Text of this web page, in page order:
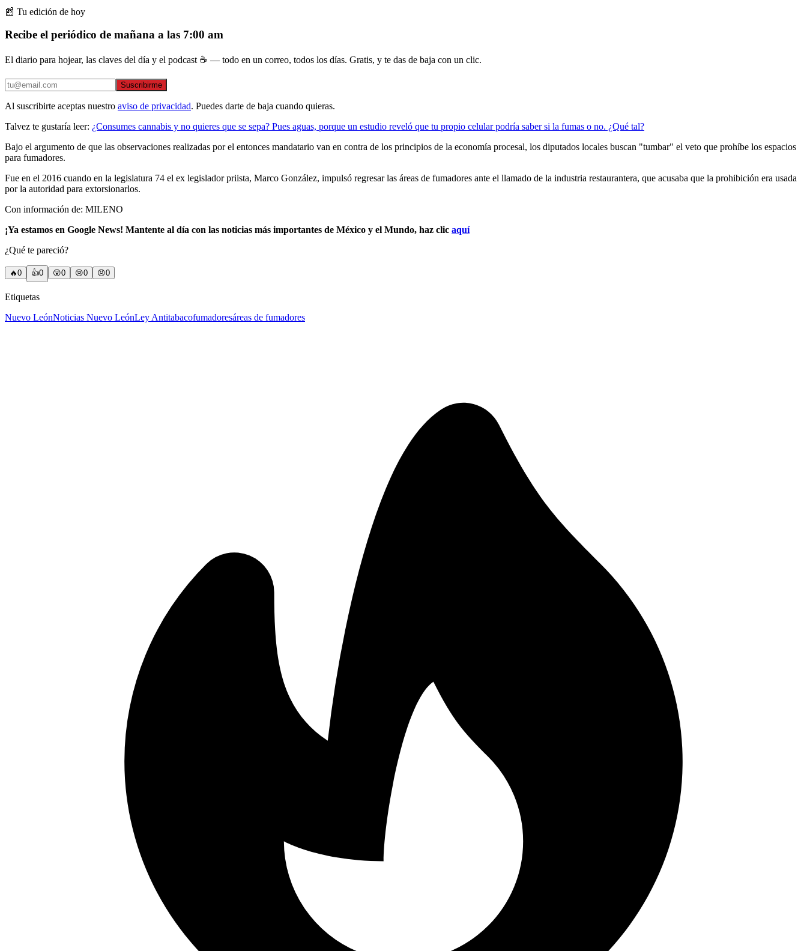
📰 Tu edición de hoy
Recibe el periódico de mañana a las 7:00 am
El diario para hojear, las claves del día y el podcast ☕ — todo en un correo, todos los días. Gratis, y te das de baja con un clic.
Suscribirme
Al suscribirte aceptas nuestro aviso de privacidad. Puedes darte de baja cuando quieras.
Talvez te gustaría leer: ¿Consumes cannabis y no quieres que se sepa? Pues aguas, porque un estudio reveló que tu propio celular podría saber si la fumas o no. ¿Qué tal?
Bajo el argumento de que las observaciones realizadas por el entonces mandatario van en contra de los principios de la economía procesal, los diputados locales buscan "tumbar" el veto que prohíbe los espacios
para fumadores.
Fue en el 2016 cuando en la legislatura 74 el ex legislador priista, Marco González, impulsó regresar las áreas de fumadores ante el llamado de la industria restaurantera, que acusaba que la prohibición era usada
por la autoridad para extorsionarlos.
Con información de: MILENO
¡Ya estamos en Google News! Mantente al día con las noticias más importantes de México y el Mundo, haz clic aquí
¿Qué te pareció?
🔥0 👍0 😲0 😢0 😠0
Etiquetas
Nuevo LeónNoticias Nuevo LeónLey Antitabacofumadoresáreas de fumadores